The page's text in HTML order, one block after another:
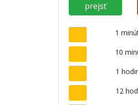
prejsť
1
10
1
12